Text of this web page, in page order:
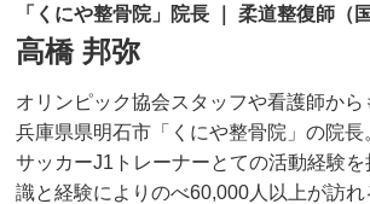
「くにや整骨院」院長 ｜ 柔道整復師（
高橋 邦弥
オリンピック協会スタッフや看護師から
兵庫県県明石市「くにや整骨院」の院長
サッカーJ1トレーナーとての活動経験
識と経験によりのべ60,000人以上が訪れ